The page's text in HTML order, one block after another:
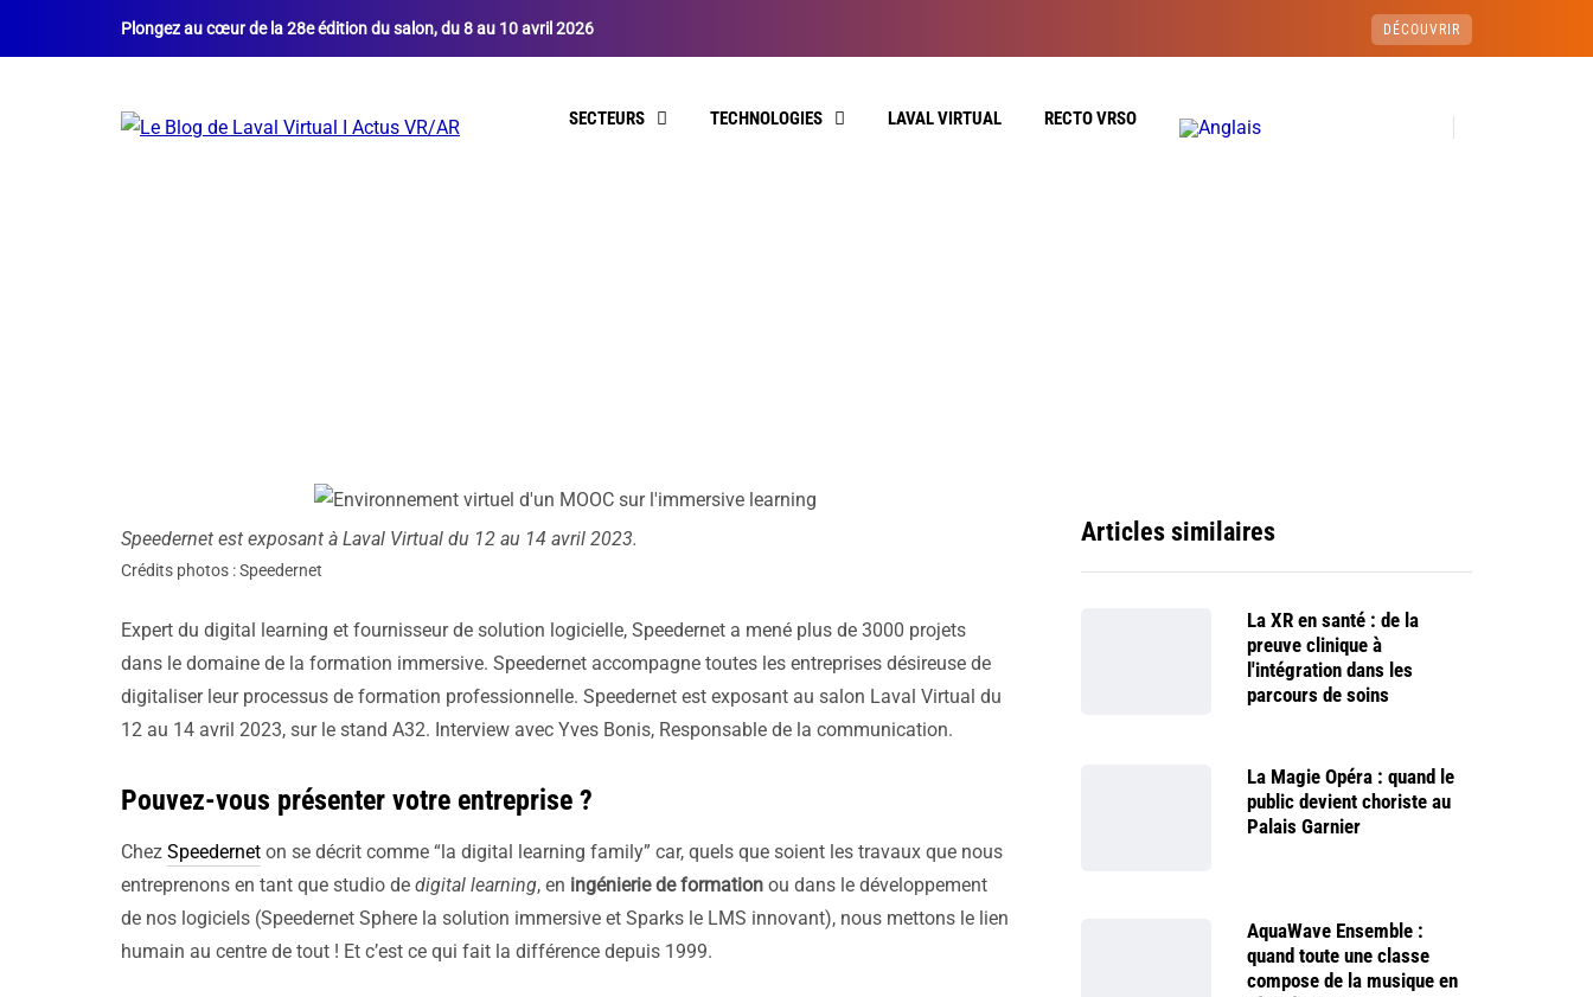
Plongez au cœur de la 28e édition du salon, du 8 au 10 avril 2026 DÉCOUVRIR
SECTEURS TECHNOLOGIES LAVAL VIRTUAL RECTO VRSO
Léa Paule
Speedernet est exposant à Laval Virtual du 12 au 14 avril 2023.
Crédits photos : Speedernet
Expert du digital learning et fournisseur de solution logicielle, Speedernet a mené plus de 3000 projets
dans le domaine de la formation immersive. Speedernet accompagne toutes les entreprises désireuse de
digitaliser leur processus de formation professionnelle. Speedernet est exposant au salon Laval Virtual du
12 au 14 avril 2023, sur le stand A32. Interview avec Yves Bonis, Responsable de la communication.
Pouvez-vous présenter votre entreprise ?
Chez Speedernet on se décrit comme “la digital learning family” car, quels que soient les travaux que nous
entreprenons en tant que studio de digital learning, en ingénierie de formation ou dans le développement
de nos logiciels (Speedernet Sphere la solution immersive et Sparks le LMS innovant), nous mettons le lien
humain au centre de tout ! Et c’est ce qui fait la différence depuis 1999.
Articles similaires
La XR en santé : de la
preuve clinique à
l'intégration dans les
parcours de soins
La Magie Opéra : quand le
public devient choriste au
Palais Garnier
AquaWave Ensemble :
quand toute une classe
compose de la musique en